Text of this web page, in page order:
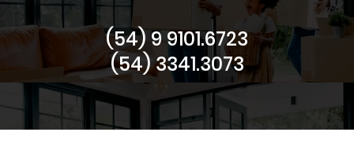
(54) 9 9101.6723
(54) 3341.3073